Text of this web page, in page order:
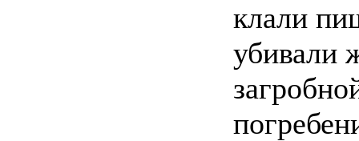
клали
убивали